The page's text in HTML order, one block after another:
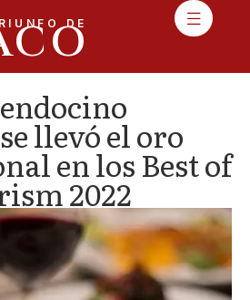
DE
llevó el oro
en los Best of
2022